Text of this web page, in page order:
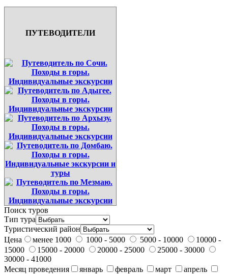
ПУТЕВОДИТЕЛИ
Поиск туров
Тип тура
Туристический район
Цена
менее 1000 1000 - 5000 5000 - 10000
10000 -
15000
15000 - 20000 20000 - 25000
25000 - 30000
30000 - 41000
Месяц проведения
январь февраль март
апрель